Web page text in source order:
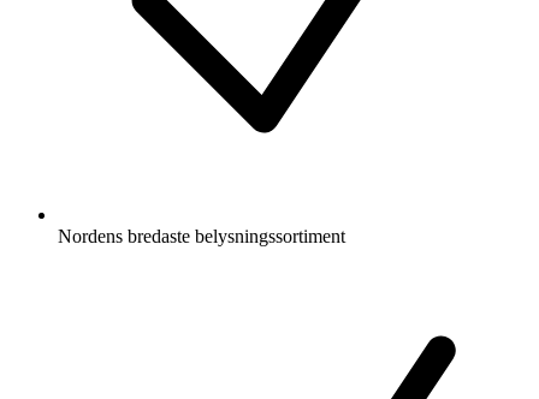
Nordens bredaste belysningssortiment